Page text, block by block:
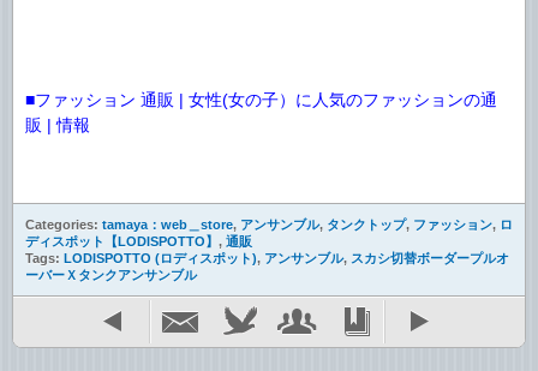
■ファッション 通販 | 女性(女の子）に人気のファッションの通
販 | 情報
Categories: tamaya：web＿store, アンサンブル, タンクトップ, ファッション, ロ
ディスポット【LODISPOTTO】 , 通販
Tags: LODISPOTTO (ロディスポット), アンサンブル, スカシ切替ボーダープルオ
ーバーＸタンクアンサンブル